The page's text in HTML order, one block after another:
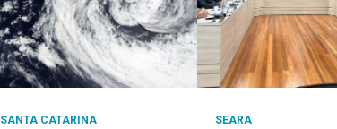
SANTA CATARINA SEARA